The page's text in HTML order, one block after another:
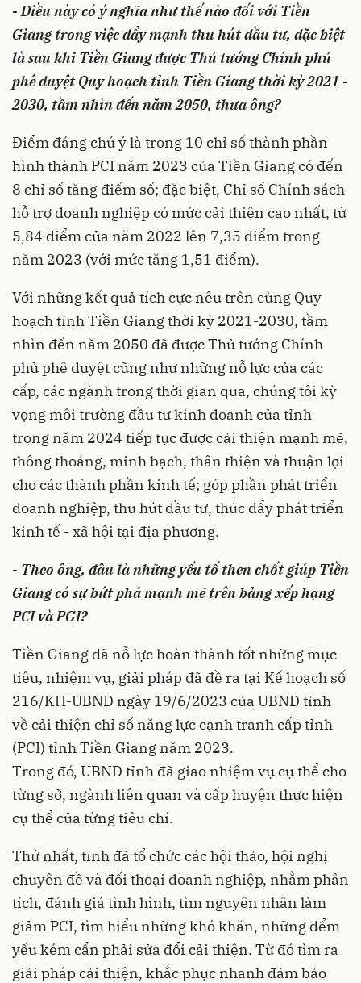
- Điều này có ý nghĩa như thế nào đối với Tiền
Giang trong việc đẩy mạnh thu hút đầu tư, đặc biệt
là sau khi Tiền Giang được Thủ tướng Chính phủ
phê duyệt Quy hoạch tỉnh Tiền Giang thời kỳ 2021 -
2030, tầm nhìn đến năm 2050, thưa ông?
Điểm đáng chú ý là trong 10 chỉ số thành phần
hình thành PCI năm 2023 của Tiền Giang có đến
8 chỉ số tăng điểm số; đặc biệt, Chỉ số Chính sách
hỗ trợ doanh nghiệp có mức cải thiện cao nhất, từ
5,84 điểm của năm 2022 lên 7,35 điểm trong
năm 2023 (với mức tăng 1,51 điểm).
Với những kết quả tích cực nêu trên cùng Quy
hoạch tỉnh Tiền Giang thời kỳ 2021-2030, tầm
nhìn đến năm 2050 đã được Thủ tướng Chính
phủ phê duyệt cũng như những nỗ lực của các
cấp, các ngành trong thời gian qua, chúng tôi kỳ
vọng môi trường đầu tư kinh doanh của tỉnh
trong năm 2024 tiếp tục được cải thiện mạnh mẽ,
thông thoáng, minh bạch, thân thiện và thuận lợi
cho các thành phần kinh tế; góp phần phát triển
doanh nghiệp, thu hút đầu tư, thúc đẩy phát triển
kinh tế - xã hội tại địa phương.
- Theo ông, đâu là những yếu tố then chốt giúp Tiền
Giang có sự bứt phá mạnh mẽ trên bảng xếp hạng
PCI và PGI?
Tiền Giang đã nỗ lực hoàn thành tốt những mục
tiêu, nhiệm vụ, giải pháp đã đề ra tại Kế hoạch số
216/KH-UBND ngày 19/6/2023 của UBND tỉnh
về cải thiện chỉ số năng lực cạnh tranh cấp tỉnh
(PCI) tỉnh Tiền Giang năm 2023.
Trong đó, UBND tỉnh đã giao nhiệm vụ cụ thể cho
từng sở, ngành liên quan và cấp huyện thực hiện
cụ thể của từng tiêu chí.
Thứ nhất, tỉnh đã tổ chức các hội thảo, hội nghị
chuyên đề và đối thoại doanh nghiệp, nhằm phân
tích, đánh giá tình hình, tìm nguyên nhân làm
giảm PCI, tìm hiểu những khó khăn, những đểm
yếu kém cẩn phải sửa đổi cải thiện. Từ đó tìm ra
giải pháp cải thiện, khắc phục nhanh đảm bảo